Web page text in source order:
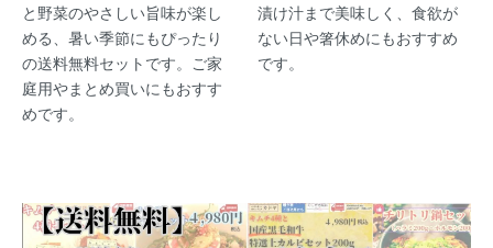
と野菜のやさしい旨味が楽し
める、暑い季節にもぴったり
の送料無料セットです。ご家
庭用やまとめ買いにもおすす
めです。
漬け汁まで美味しく、食欲が
ない日や箸休めにもおすすめ
です。